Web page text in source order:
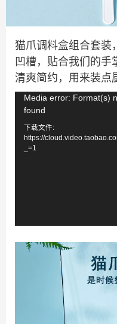
猫爪调料盒组合套装
凹槽，贴合我们的手
清爽简约，用来装点
视
频
Media error: Format(s)
found
下载文件:
https://
_=1